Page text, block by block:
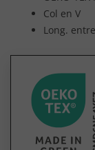
Col en V
Long.